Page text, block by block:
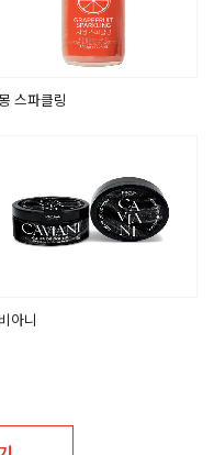
스파클링
아니